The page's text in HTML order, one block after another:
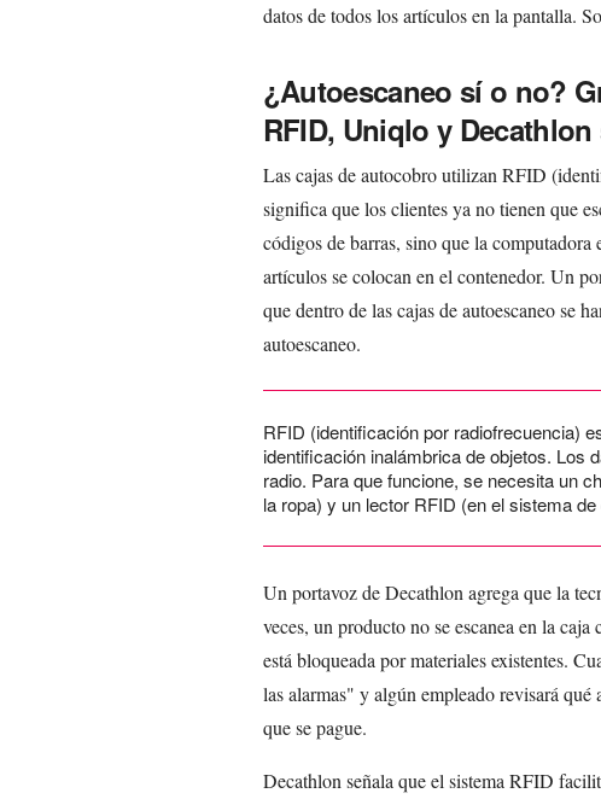
datos de todos los artículos en la pantalla.
¿Autoescaneo sí o no?
RFID, Uniqlo y
Las cajas de autocobro utilizan RFID
significa que los clientes ya no tienen que
códigos de barras, sino que la
artículos se colocan en el contenedor. Un
que dentro de las cajas de autoescaneo se
autoescaneo.
RFID (identificación por radiofrecuencia)
identificación inalámbrica de objetos. Los
radio. Para que funcione, se necesita un
la ropa) y un lector RFID (en el sistema de
Un portavoz de Decathlon agrega que la
veces, un producto no se escanea en la
está bloqueada por materiales existentes.
las alarmas" y algún empleado revisará
que se pague.
Decathlon señala que el sistema RFID